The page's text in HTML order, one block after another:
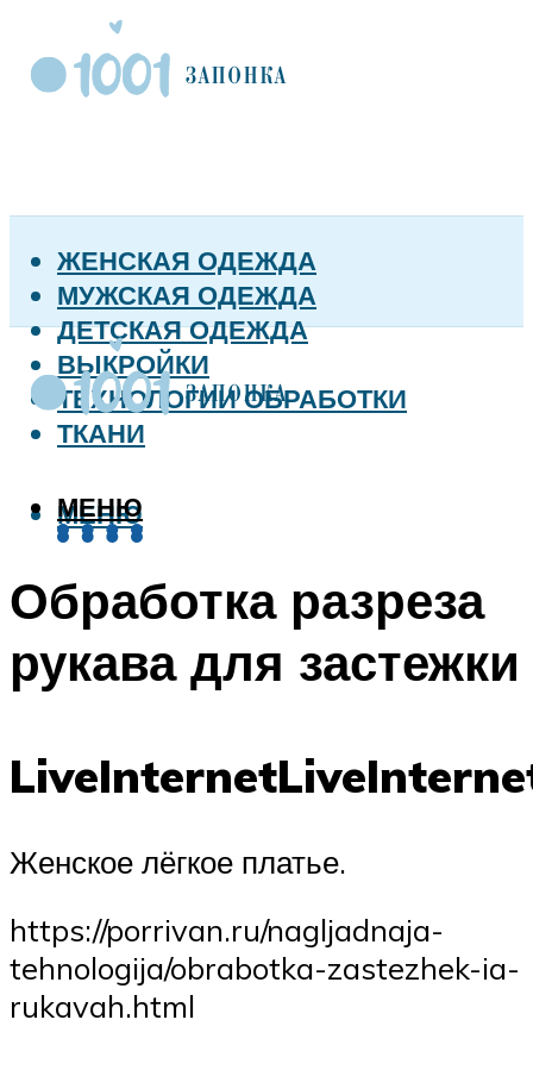
ЖЕНСКАЯ ОДЕЖДА
МУЖСКАЯ ОДЕЖДА
ДЕТСКАЯ ОДЕЖДА
ВЫКРОЙКИ
ТЕХНОЛОГИИ ОБРАБОТКИ
ТКАНИ
МЕНЮ
МЕНЮ
Обработка разреза
рукава для застежки
Женское лёгкое платье.
https://porrivan.ru/nagljadnaja-
tehnologija/obrabotka-zastezhek-ia-
rukavah.html